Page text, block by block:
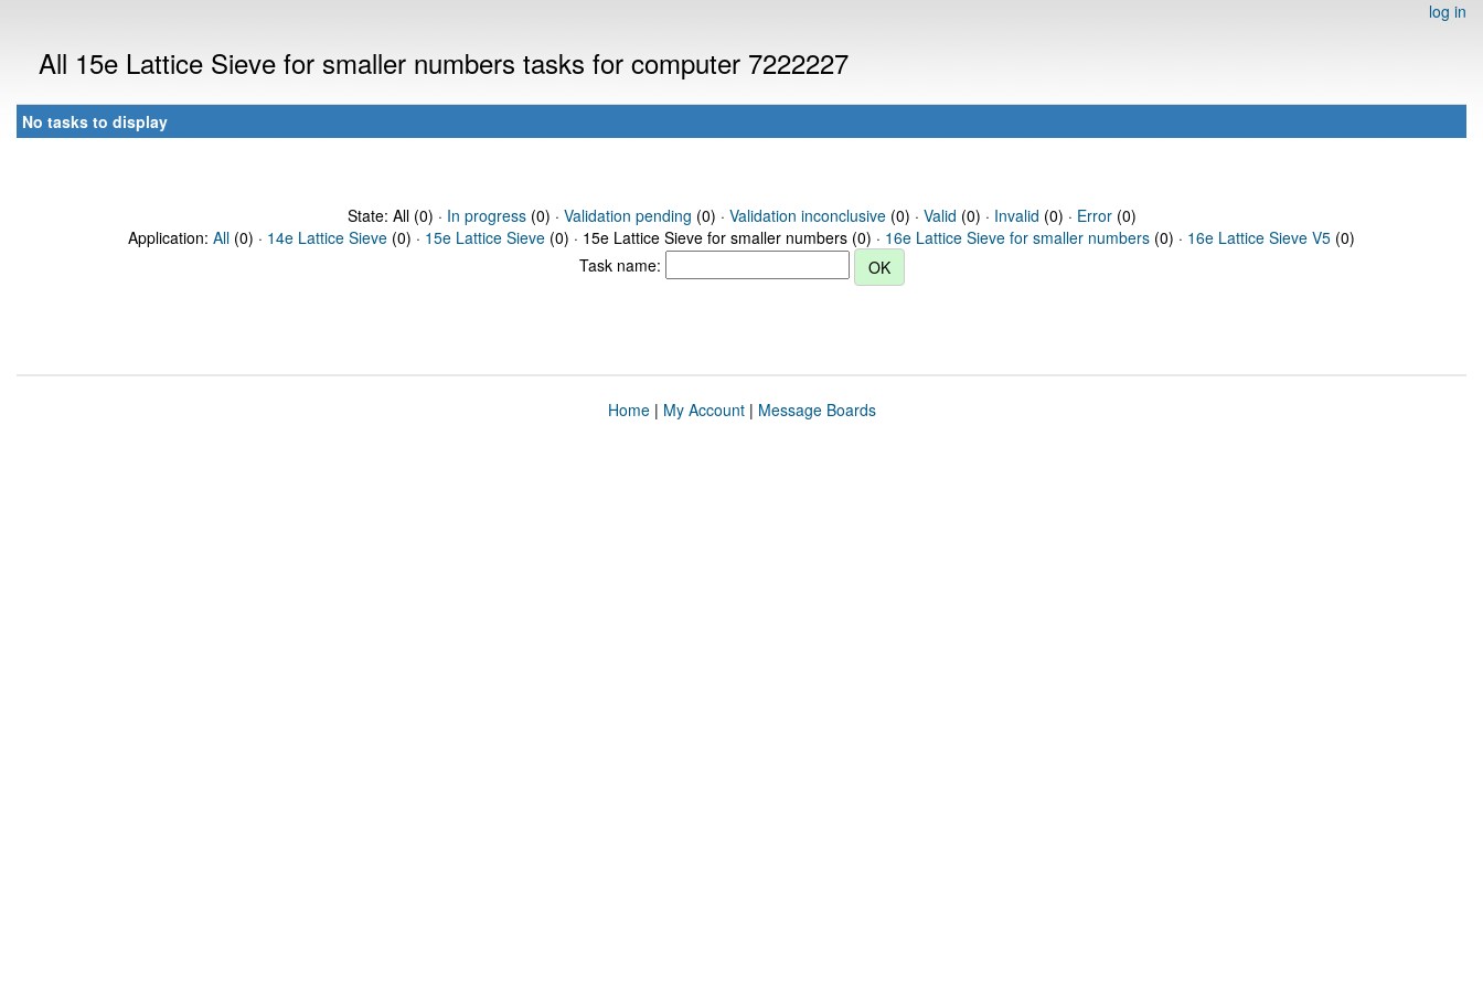
log in
All 15e Lattice Sieve for smaller numbers tasks for computer 7222227
No tasks to display
State: All (0) · In progress(0) · Validation pending (0) · Validation inconclusive(0) · Valid (0) · Invalid (0) · Error(0)
Application: All (0) · 14e Lattice Sieve (0) · 15e Lattice Sieve (0) · 15e Lattice Sieve for smaller numbers (0) · 16e Lattice Sieve for smaller numbers (0) · 16e Lattice Sieve V5 (0)
Task name:
Home| My Account| Message Boards